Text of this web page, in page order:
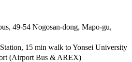
49-54 Nogosan-dong, Mapo-gu,
15 min walk to Yonsei University
(Airport Bus & AREX)